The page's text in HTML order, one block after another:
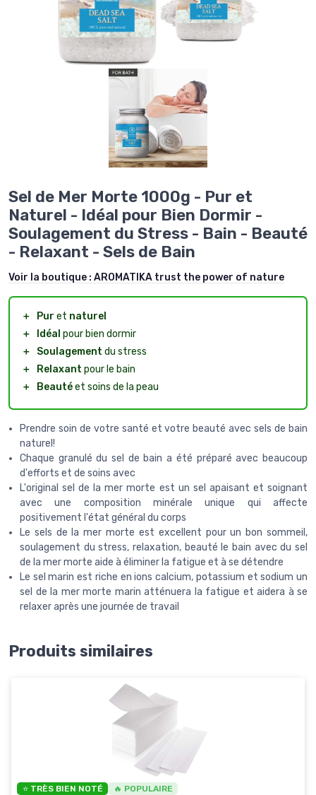
Sel de Mer Morte 1000g - Pur et
Naturel - Idéal pour Bien Dormir -
Soulagement du Stress - Bain - Beauté
- Relaxant - Sels de Bain
Voir la boutique : AROMATIKA trust the power of nature
＋ Pur et naturel
＋
Idéal pour bien dormir
＋
Soulagement du stress
＋
Relaxant pour le bain
＋
Beautéet soins de la peau
Prendre soin de votre santé et votre beauté avec sels de bain
naturel!
Chaque granulé du sel de bain a été préparé avec beaucoup
d'efforts et de soins avec
L'original sel de la mer morte est un sel apaisant et soignant
avec une composition minérale unique qui affecte
positivement l'état général du corps
Le sels de la mer morte est excellent pour un bon sommeil,
soulagement du stress, relaxation, beauté le bain avec du sel
de la mer morte aide à éliminer la fatigue et à se détendre
Le sel marin est riche en ions calcium, potassium et sodium un
sel de la mer morte marin atténuera la fatigue et aidera à se
relaxer après une journée de travail
Produits similaires
⭐ TRÈS BIEN NOTÉ 🔥 POPULAIRE